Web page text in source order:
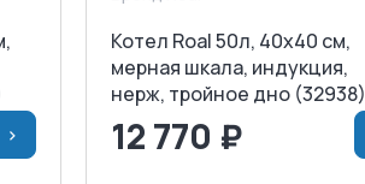
>
Котел Roal 50л, 40x40 см,
мерная шкала, индукция,
нерж, тройное дно (32938)
12 770 ₽